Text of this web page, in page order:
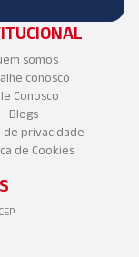
somos
conosco
Conosco
Blogs
de privacidade
de Cookies